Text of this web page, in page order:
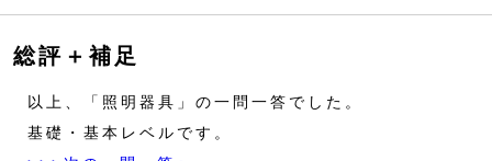
総評＋補足
以上、「照明器具」の一問一答でした。
基礎・基本レベルです。